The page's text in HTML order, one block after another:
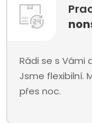
Rádi se s Vámi
Jsme flexibilní.
přes noc.